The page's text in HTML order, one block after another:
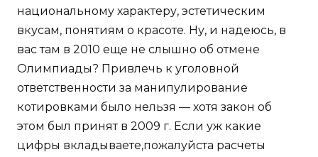
национальному характеру, эстетическим
вкусам, понятиям о красоте. Ну, и надеюсь, в
вас там в 2010 еще не слышно об отмене
Олимпиады? Привлечь к уголовной
ответственности за манипулирование
котировками было нельзя — хотя закон об
этом был принят в 2009 г. Если уж какие
цифры вкладываете,пожалуйста расчеты